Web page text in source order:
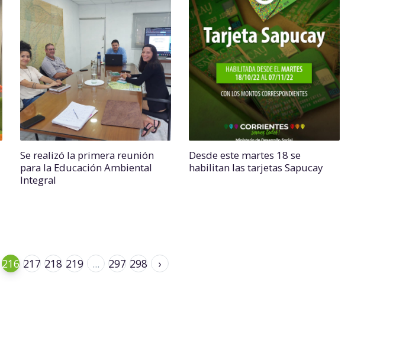
Se realizó la primera reunión
para la Educación Ambiental
Integral
Desde este martes 18 se
habilitan las tarjetas Sapucay
216 217 218 219 ... 297 298 ›